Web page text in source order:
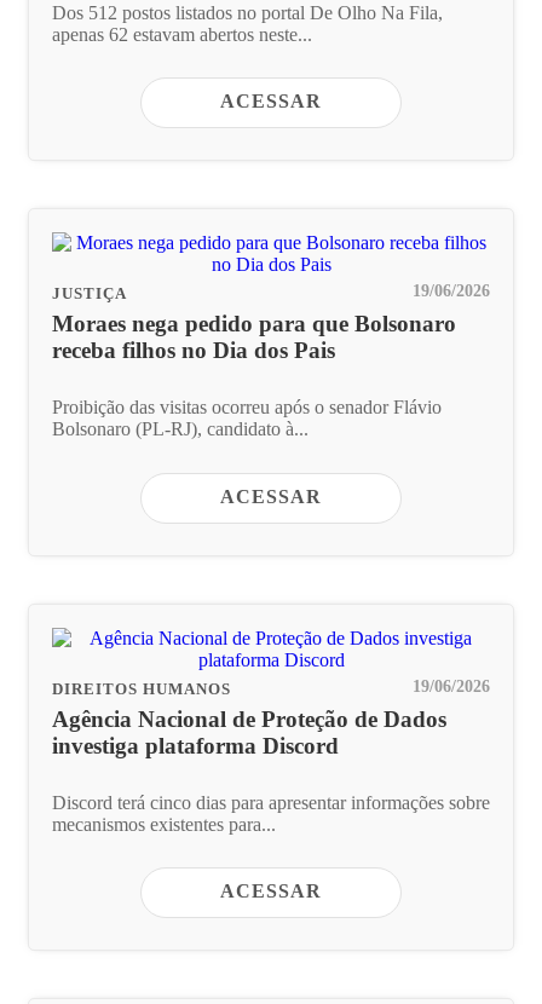
Dos 512 postos listados no portal De Olho Na Fila,
apenas 62 estavam abertos neste...
ACESSAR
JUSTIÇA 19/06/2026
Moraes nega pedido para que Bolsonaro
receba filhos no Dia dos Pais
Proibição das visitas ocorreu após o senador Flávio
Bolsonaro (PL-RJ), candidato à...
ACESSAR
DIREITOS HUMANOS 19/06/2026
Agência Nacional de Proteção de Dados
investiga plataforma Discord
Discord terá cinco dias para apresentar informações sobre
mecanismos existentes para...
ACESSAR